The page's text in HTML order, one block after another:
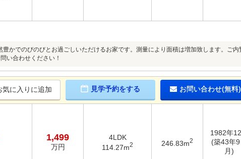
でのびのびとお過ごしいただけるお家です。測量により面積は増加致します。ご内
い合わせください！
気に入りに追加 見学予約をする お問い合わせ(無料)
1,499
万円
4LDK
114.27m2 246.83m2
1982年
(築43年9
月)